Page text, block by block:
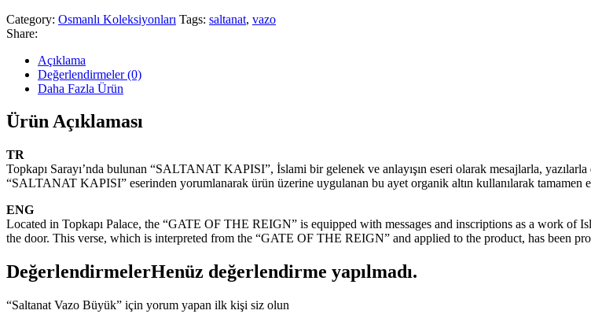
Category: Osmanlı Koleksiyonları Tags: saltanat, vazo
Share:
Açıklama
Değerlendirmeler (0)
Daha Fazla Ürün
Ürün Açıklaması
TR
Topkapı Sarayı’nda bulunan “SALTANAT KAPISI”, İslami bir gelenek ve anlayışın eseri olarak mesajlarla,
“SALTANAT KAPISI” eserinden yorumlanarak ürün üzerine uygulanan bu ayet organik altın kullanılarak tamamen
ENG
Located in Topkapı Palace, the “GATE OF THE REIGN” is equipped with messages and inscriptions as a work of
the door. This verse, which is interpreted from the “GATE OF THE REIGN” and applied to the product, has been
DeğerlendirmelerHenüz değerlendirme yapılmadı.
“Saltanat Vazo Büyük” için yorum yapan ilk kişi siz olun